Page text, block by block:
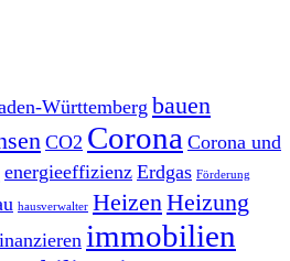
Württemberg bauen
CO2 Corona Corona und
energieeffizienz Erdgas Förderung
hausverwalter HeizenHeizung
immobilien